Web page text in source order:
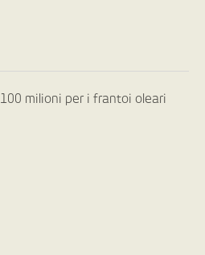
100 milioni per i frantoi oleari